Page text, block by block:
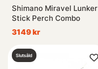
Shimano Miravel Lunker
Stick Perch Combo
3149 kr
Slutsåld